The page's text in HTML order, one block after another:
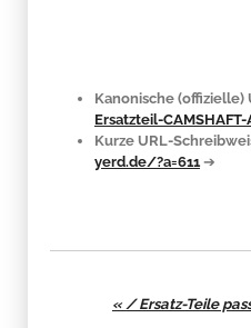
Kanonische (offizielle)
Ersatzteil-
Kurze URL-
yerd.de/?a=611 ➔
« / Ersatz-Teile